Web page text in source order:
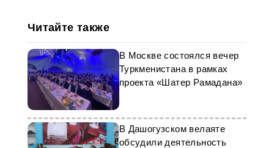
Читайте также
В Москве состоялся вечер
Туркменистана в рамках
проекта «Шатер Рамадана»
В Дашогузском велаяте
обсудили деятельность